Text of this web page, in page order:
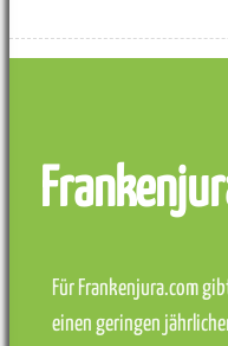
Für Frankenjura.com
einen geringen